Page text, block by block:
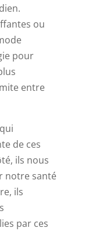
ou
pour
entre
de ces
ils nous
notre santé
ils
par ces